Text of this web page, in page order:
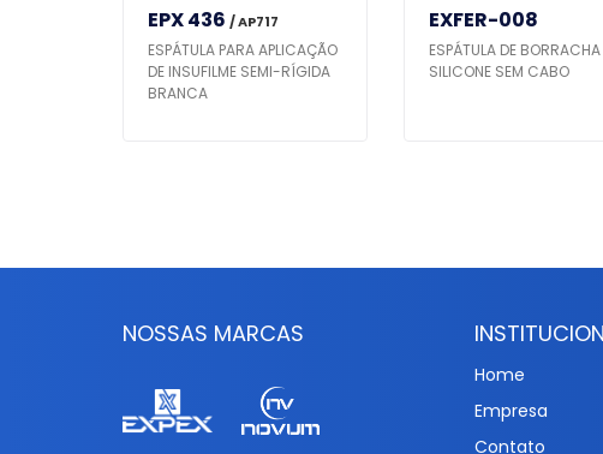
EPX 436 / AP717
ESPÁTULA PARA APLICAÇÃO
DE INSUFILME SEMI-RÍGIDA
BRANCA
EXFER-008
ESPÁTULA DE BORRACHA
SILICONE SEM CABO
NOSSAS MARCAS
Home
Empresa
Contato